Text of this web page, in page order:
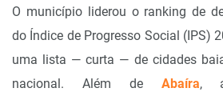
O município liderou o ranking de
do Índice de Progresso Social (IPS)
uma lista — curta — de cidades
nacional. Além de Abaíra,